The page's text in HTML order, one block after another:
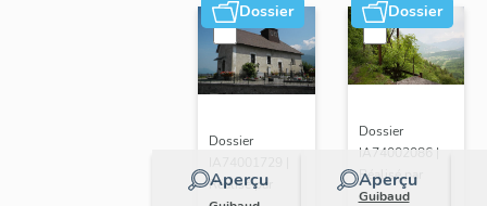
ancien
de
Rhône-
Dossier
Aperçu
Dossier
Réalisé par
Dossier
Aperçu
Dossier
IA74002086 |
Réalisé par
Guibaud